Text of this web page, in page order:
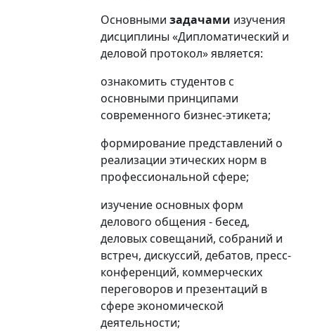
Основными задачами изучения
дисциплины «Дипломатический и
деловой протокол» является:
ознакомить студентов с
основными принципами
современного бизнес-этикета;
формирование представлений о
реализации этических норм в
профессиональной сфере;
изучение основных форм
делового общения - бесед,
деловых совещаний, собраний и
встреч, дискуссий, дебатов, пресс-
конференций, коммерческих
переговоров и презентаций в
сфере экономической
деятельности;